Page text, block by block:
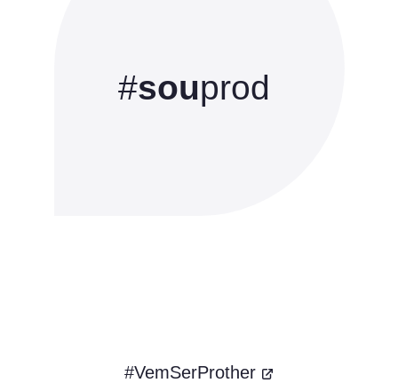
#souprod
#VemSerProther